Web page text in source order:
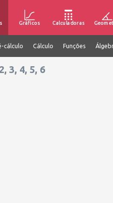
Gráficos Calculadoras
cálculo Cálculo Funções
3, 4, 5, 6